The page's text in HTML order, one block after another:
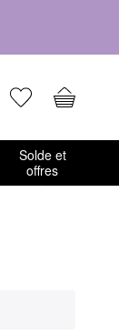
Solde et
offres